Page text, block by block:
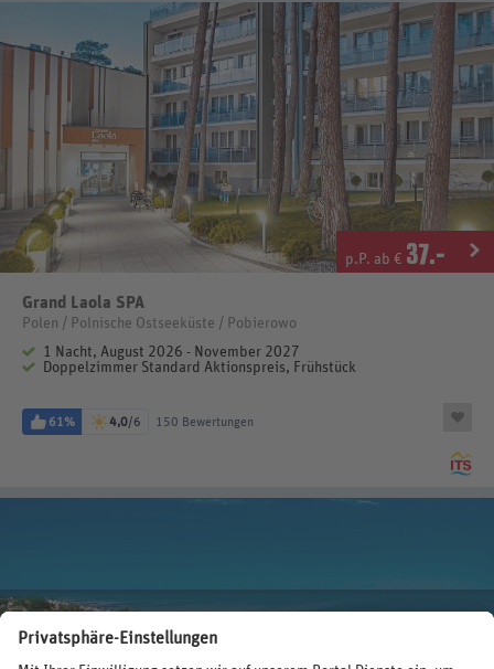
p.P. ab € 37.-
Grand Laola SPA
Polen / Polnische Ostseeküste / Pobierowo
1 Nacht, August 2026 - November 2027
Doppelzimmer Standard Aktionspreis, Frühstück
61% 4,0/6 150 Bewertungen